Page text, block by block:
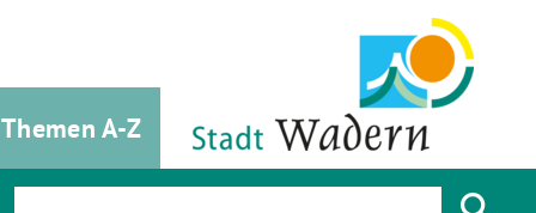
Themen A-Z